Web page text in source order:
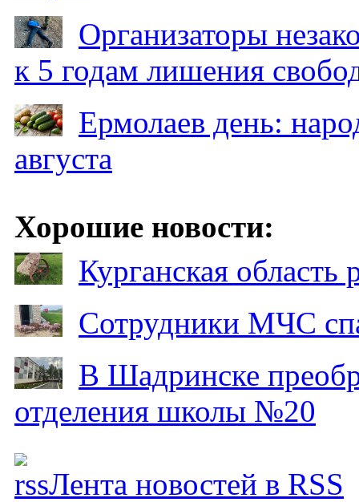
Организаторы
к 5 годам лишения
Ермолаев день:
августа
Хорошие новости:
Курганская
Сотрудники МЧС
В Шадринске
отделения школы №20
Лента новостей в RSS